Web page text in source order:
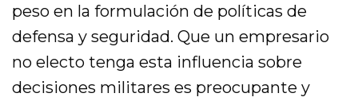
peso en la formulación de políticas de
defensa y seguridad. Que un empresario
no electo tenga esta influencia sobre
decisiones militares es preocupante y